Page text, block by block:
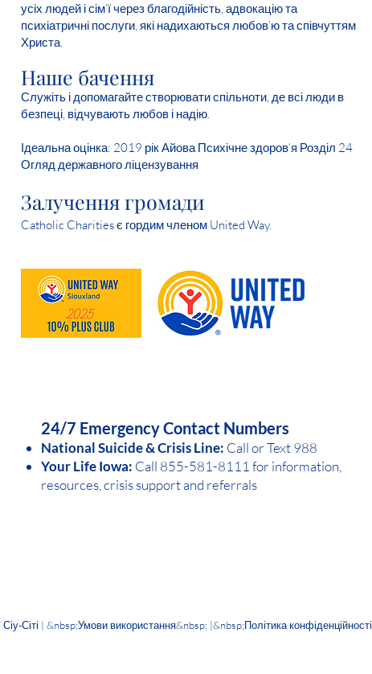
усіх людей і сім’ї через благодійність, адвокацію та
психіатричні послуги, які надихаються любов’ю та співчуттям
Христа.
Наше бачення
Служіть і допомагайте створювати спільноти, де всі люди в
безпеці, відчувають любов і надію.
Ідеальна оцінка: 2019 рік Айова Психічне здоров’я Розділ 24
Огляд державного ліцензування
Залучення громади
Catholic Charities є гордим членом United Way.
24/7 Emergency Contact Numbers
National Suicide &Crisis Line: Call or Text 988
Your Life Iowa: Call 855-581-81 11 for information,
resources, crisis support and referrals
Сіті | &nbsp;Умови використання&nbsp; |&nbsp;Політика конфіденційності